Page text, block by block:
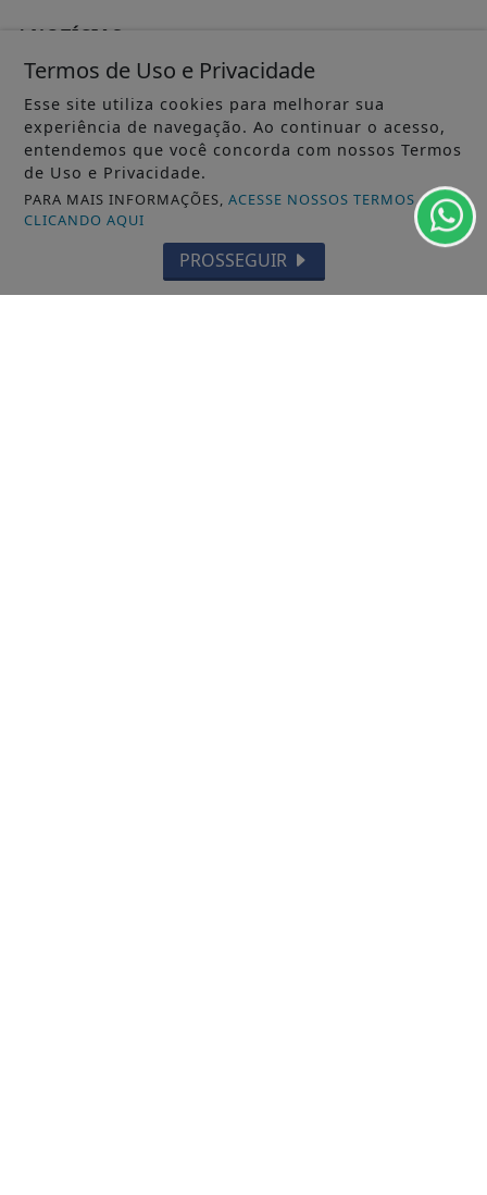
/ NOTÍCIAS
MUNICÍPIOS GERAL
MACAPÁ
SANTANA
LARANJAL DO JARI
Termos de Uso e Privacidade
Esse site utiliza cookies para melhorar sua
experiência de navegação. Ao continuar o acesso,
entendemos que você concorda com nossos Termos
de Uso e Privacidade.
PARA MAIS INFORMAÇÕES,ACESSE NOSSOS TERMOS
CLICANDO AQUI
PROSSEGUIR